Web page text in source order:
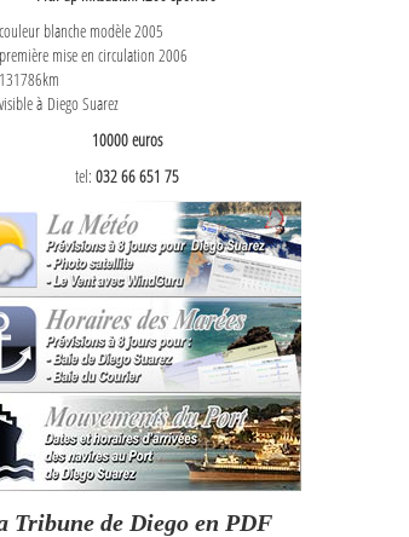
couleur blanche modèle 2005
première mise en circulation 2006
131786km
visible à Diego Suarez
10000 euros
tel: 032 66 651 75
Tribune de Diego en PDF